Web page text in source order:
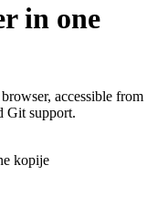
in one
accessible from
Git support.
kopije